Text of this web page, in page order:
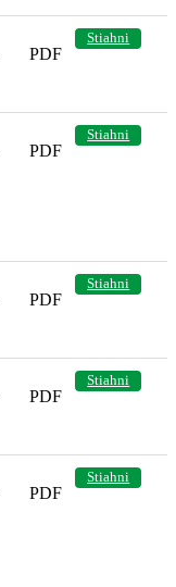
PDF
Stiahni
PDF
Stiahni
PDF
Stiahni
PDF
Stiahni
PDF
Stiahni